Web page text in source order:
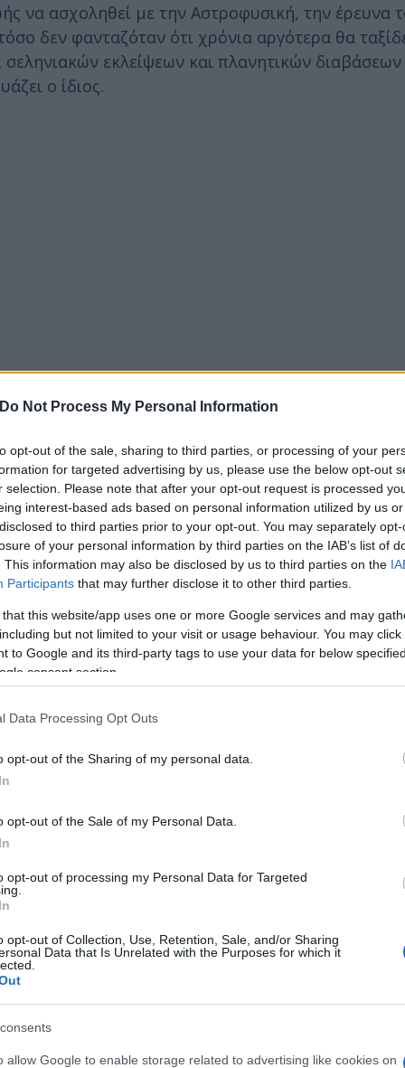
Do Not Process My Personal Information
opt-out of the sale, sharing to third parties, or processing of your
for targeted advertising by us, please use the below opt-out
selection. Please note that after your opt-out request is processed
interest-based ads based on personal information utilized by us
to third parties prior to your opt-out. You may separately
of your personal information by third parties on the IAB’s list of
This information may also be disclosed by us to third parties on the
Participants that may further disclose it to other third parties.
that this website/app uses one or more Google services and may
but not limited to your visit or usage behaviour. You may
to Google and its third-party tags to use your data for below
consent section.
Data Processing Opt Outs
opt-out of the Sharing of my personal data.
opt-out of the Sale of my Personal Data.
opt-out of processing my Personal Data for Targeted
opt-out of Collection, Use, Retention, Sale, and/or Sharing
Data that Is Unrelated with the Purposes for which it
allow Google to enable storage related to advertising like cookies on
να ασχοληθεί με την Αστροφυσική, την έρευνα
δεν φανταζόταν ότι χρόνια αργότερα θα
εκλείψεων και πλανητικών διαβάσεων
ο ίδιος.
στο Τμήμα Φυσικής του ΕΚΠΑ,
Το θέαμα ήταν υπέροχο, όπως περιγράφει. Κατά
τα άλλα πολύ θερμή περιοχή και η φύση
ως τη λήξη της ημέρας.
θέαμα που μπορεί να δει ένας παρατηρητής
στο μέλλον να δει και άλλες. Κάπως έτσι
διαβάσεις, τις οποίες μελετά σε
να μελετάει κανείς το Σύμπαν, δίνοντας
κρυφτό μεταξύ τους». Τονίζει ότι «η
εξάγουμε πολύτιμη πληροφορία για το σώμα
έκλειψη».
που παρατήρησε το 1996 στη Θεσσαλονίκη.